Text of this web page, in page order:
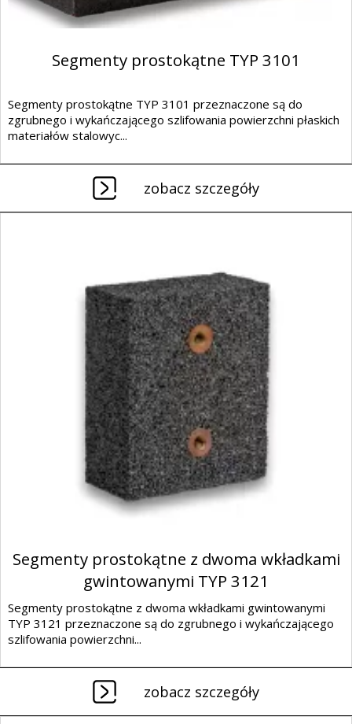
Segmenty prostokątne TYP 3101
Segmenty prostokątne TYP 3101 przeznaczone są do
zgrubnego i wykańczającego szlifowania powierzchni płaskich
materiałów stalowyc...
zobacz szczegóły
Segmenty prostokątne z dwoma wkładkami
gwintowanymi TYP 3121
Segmenty prostokątne z dwoma wkładkami gwintowanymi
TYP 3121 przeznaczone są do zgrubnego i wykańczającego
szlifowania powierzchni...
zobacz szczegóły